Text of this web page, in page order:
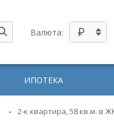
Валюта:
ИПОТЕКА
- 2-к квартира, 58 кв.м. в